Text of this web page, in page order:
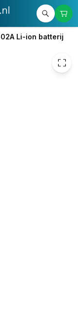
Li-ion batterij